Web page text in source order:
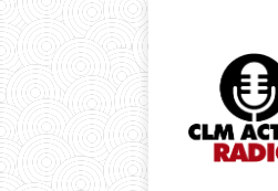
Pasar
al
contenido
principal
principal
Buscar